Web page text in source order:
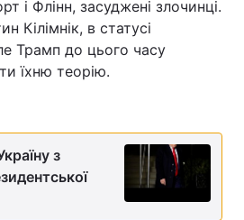
і Флінн, засуджені злочинці.
Кілімнік, в статусі
Трамп до цього часу
їхню теорію.
з